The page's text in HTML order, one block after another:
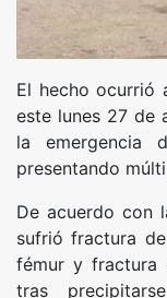
El hecho ocurrió
este lunes 27 de
la emergencia
presentando
De acuerdo con
sufrió fractura
fémur y fractura
tras